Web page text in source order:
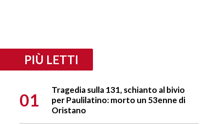
PIÙ LETTI
01
Tragedia sulla 131, schianto al bivio
per Paulilatino: morto un 53enne di
Oristano